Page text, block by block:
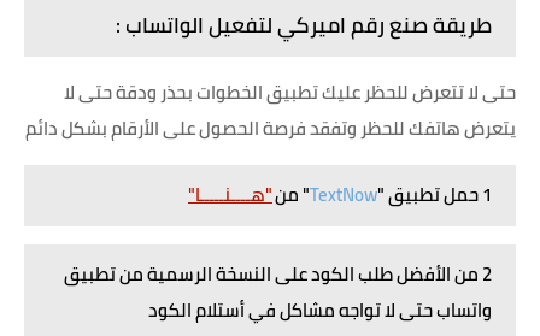
طريقة صنع رقم اميركي لتفعيل الواتساب :
حتى لا تتعرض للحظر عليك تطبيق الخطوات بحذر ودقة حتى لا
يتعرض هاتفك للحظر وتفقد فرصة الحصول على الأرقام بشكل دائم
1 حمل تطبيق "
TextNow" من"هــــنـــــا"
2 من الأفضل طلب الكود على النسخة الرسمية من تطبيق
واتساب حتى لا تواجه مشاكل في أستلام الكود